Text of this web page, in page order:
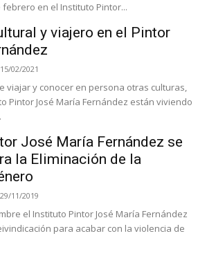
febrero en el Instituto Pintor...
y viajero en el Pintor
15/02/2021
viajar y conocer en persona otras culturas,
Pintor José María Fernández están viviendo
José María Fernández se
la Eliminación de la
29/11/2019
el Instituto Pintor José María Fernández
para acabar con la violencia de